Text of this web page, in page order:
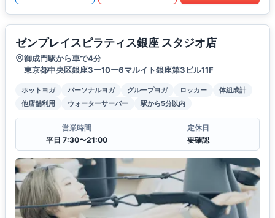
ゼンプレイスピラティス銀座 スタジオ店
御成門駅から車で4分
東京都中央区銀座3ー10ー6マルイト銀座第3ビル11F
ホットヨガ パーソナルヨガ グループヨガ ロッカー
体組成計
他店舗利用
ウォーターサーバー 駅から5分以内
営業時間
平日 7:30〜21:00
定休日
要確認